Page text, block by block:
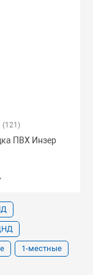
(121)
ПВХ Инзер
1-местные